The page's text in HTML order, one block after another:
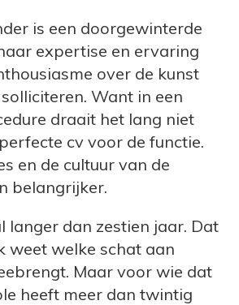
is een doorgewinterde
expertise en ervaring
over de kunst
Want in een
draait het lang niet
cv voor de functie.
en de cultuur van de
belangrijker.
langer dan zestien jaar. Dat
weet welke schat aan
Maar voor wie dat
heeft meer dan twintig